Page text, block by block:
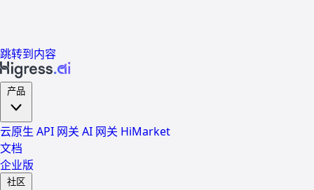
跳转到内容
云原生 API 网关 AI 网关 HiMarket
文档
企业版